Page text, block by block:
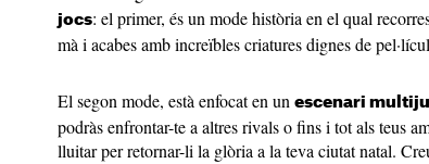
jocs: el primer, és un mode història en el qual
mà i acabes amb increïbles criatures dignes de
El segon mode, està enfocat en un escenari
podràs enfrontar-te a altres rivals o fins i tot als teus
lluitar per retornar-li la glòria a la teva ciutat natal.